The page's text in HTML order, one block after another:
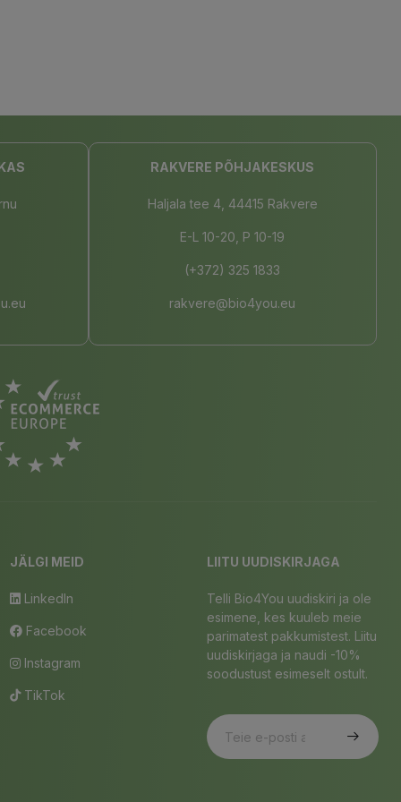
RAKVERE PÕHJAKESKUS
Haljala tee 4, 44415 Rakvere
E-L 10-20, P 10-19
(+372) 325 1833
rakvere@bio4you.eu
JÄLGI MEID
LinkedIn
Facebook
Instagram
TikTok
LIITU UUDISKIRJAGA
Telli Bio4You uudiskiri ja ole
esimene, kes kuuleb meie
parimatest pakkumistest. Liitu
uudiskirjaga ja naudi -10%
soodustust esimeselt ostult.